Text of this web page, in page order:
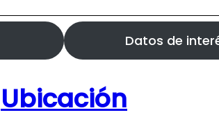
Datos de
Ubicación